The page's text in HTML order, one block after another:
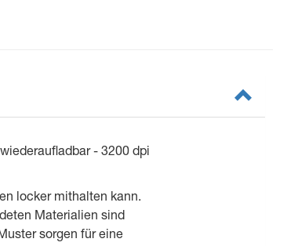
- 3200 dpi
locker mithalten kann.
Materialien sind
sorgen für eine